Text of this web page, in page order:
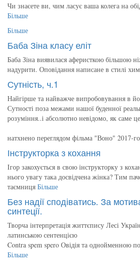
Чи знаєете ви, чим ласує ваша колега на
Більше
Більше
Баба Зіна класу еліт
Баба Зіна виявилася аферисткою більшою
надурити. Оповідання написане в стилі
Сутність, ч.1
Найгірше та найважче випробовування в
Сутності поза межами нашої буденної
розуміння..і абсолютно невідомо, як саме
натхнено переглядом фільма "Воно" 2017-
Інструкторка з кохання
Ігор закохується в свою інструкторку з
нього увагу така досвідчена жінка? Тим
таємниця Більше
Без надії сподіватись. За
синтеції.
Творча інтерпретація життєпису Лесі
латинською сентенцією
Contra spem spero Овідія та однойменною
Більше